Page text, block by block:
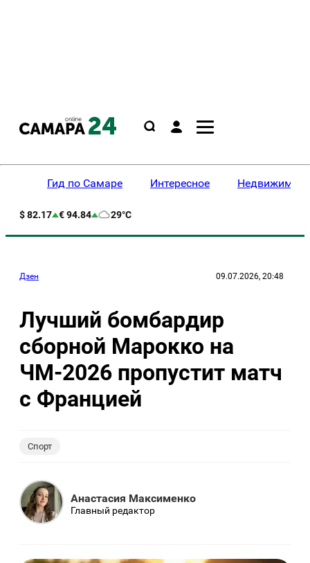
Гид по Самаре Интересное
$ 82.17 € 94.84 29°C
Дзен 09.07.2026, 20:48
Лучший бомбардир
сборной Марокко на
ЧМ-2026 пропустит матч
с Францией
Спорт
Анастасия Максименко
Главный редактор